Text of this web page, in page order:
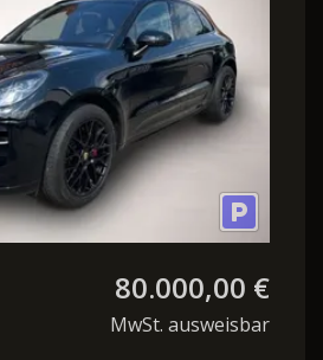
80.000,00 €
MwSt. ausweisbar